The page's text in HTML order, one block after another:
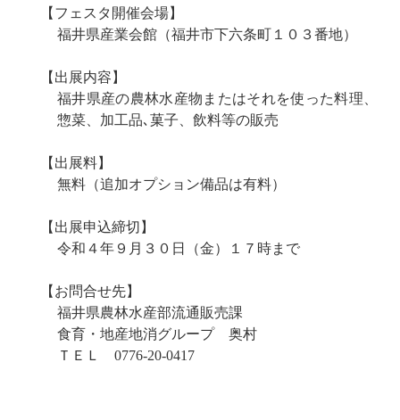
【フェスタ開催会場】
福井県産業会館（福井市下六条町１０３番地）
【出展内容】
福井県産の農林水産物またはそれを使った料理、
惣菜、加工品､菓子、飲料等の販売
【出展料】
無料（追加オプション備品は有料）
【出展申込締切】
令和４年９月３０日（金）１７時まで
【お問合せ先】
福井県農林水産部流通販売課
食育・地産地消グループ 奥村
ＴＥＬ 0776-20-0417